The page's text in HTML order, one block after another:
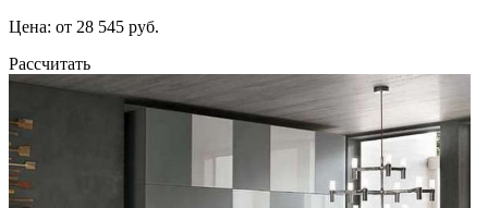
Цена: от 28 545 руб.
Рассчитать